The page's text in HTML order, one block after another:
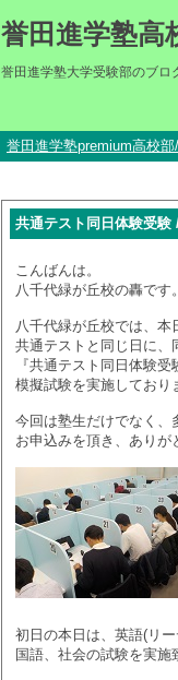
誉田進学塾高
誉田進学塾大学受験部のブロ
誉田進学塾premium高校
共通テスト同日体験受験
こんばんは。
八千代緑が丘校の轟です。
八千代緑が丘校では、本
共通テストと同じ日に、
『共通テスト同日体験受
模擬試験を実施しており
今回は塾生だけでなく、
お申込みを頂き、ありが
初日の本日は、英語(リ
国語、社会の試験を実施